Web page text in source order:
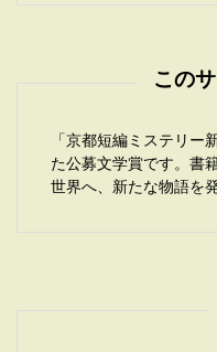
この
「京都短編ミステリー
た公募文学賞です。書
世界へ、新たな物語を